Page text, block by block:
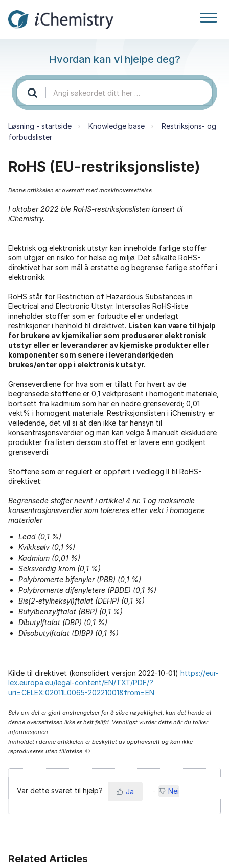
Hvordan kan vi hjelpe deg?
Løsning - startside Knowledge base
Restriksjons- og
forbudslister
RoHS (EU-restriksjonsliste)
Denne artikkelen er oversatt med maskinoversettelse.
I oktober 2022 ble RoHS-restriksjonslisten lansert til
iChemistry.
Elektrisk og elektronisk utstyr kan inneholde farlige stoffer
som utgjør en risiko for helse og miljø. Det såkalte RoHS-
direktivet har som mål å erstatte og begrense farlige stoffer i
elektronikk.
RoHS står for Restriction of Hazardous Substances in
Electrical and Electronic Utstyr. Intersolias RoHS-liste
inneholder stoffer som er forbudte eller underlagt
restriksjoner i henhold til direktivet. Listen kan være til hjelp
for brukere av kjemikalier som produserer elektronisk
utstyr eller er leverandører av kjemiske produkter eller
komponenter som senere i leverandørkjeden
brukes/enter opp i elektronisk utstyr.
Grenseverdiene for hva som er tillatt for hvert av de
begrensede stoffene er 0,1 vektprosent i homogent materiale,
bortsett fra kadmium som har en nedre grenseverdi; 0,01
vekt% i homogent materiale. Restriksjonslisten i iChemistry er
veiledende, det vil si at den ikke tar hensyn til
konsentrasjonsverdier og man kan velge å manuelt ekskludere
produkter fra listen dersom stoffet er lavere enn godkjent
grenseverdi.
Stoffene som er regulert er oppført i vedlegg II til RoHS-
direktivet:
Begrensede stoffer nevnt i artikkel 4 nr. 1 og maksimale
konsentrasjonsverdier som tolereres etter vekt i homogene
materialer
Lead (0,1 %)
Kvikksølv (0,1 %)
Kadmium (0,01 %)
Seksverdig krom (0,1 %)
Polybromerte bifenyler (PBB) (0,1 %)
Polybromerte difenyletere (PBDE) (0,1 %)
Bis(2-etylheksyl)ftalat (DEHP) (0,1 %)
Butylbenzylftalat (BBP) (0,1 %)
Dibutylftalat (DBP) (0,1 %)
Diisobutylftalat (DIBP) (0,1 %)
Kilde til direktivet (konsolidert versjon 2022-10-01) https://eur-
lex.europa.eu/legal-content/EN/TXT/PDF/?
uri=CELEX:02011L0065-20221001&from=EN
Selv om det er gjort anstrengelser for å sikre nøyaktighet, kan det hende at
denne oversettelsen ikke er helt feilfri. Vennligst vurder dette når du tolker
informasjonen.
Innholdet i denne artikkelen er beskyttet av opphavsrett og kan ikke
reproduseres uten tillatelse. ©
Var dette svaret til hjelp? Ja Nei
Related Articles